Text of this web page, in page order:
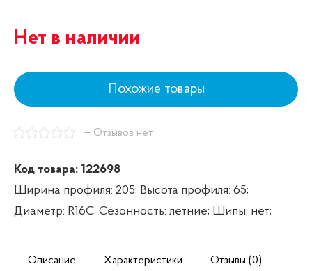
Нет в наличии
Похожие товары
— Отзывов нет
Код товара: 122698
Ширина профиля: 205; Высота профиля: 65;
Диаметр: R16C; Сезонность: летние; Шипы: нет;
Описание Характеристики Отзывы (0)